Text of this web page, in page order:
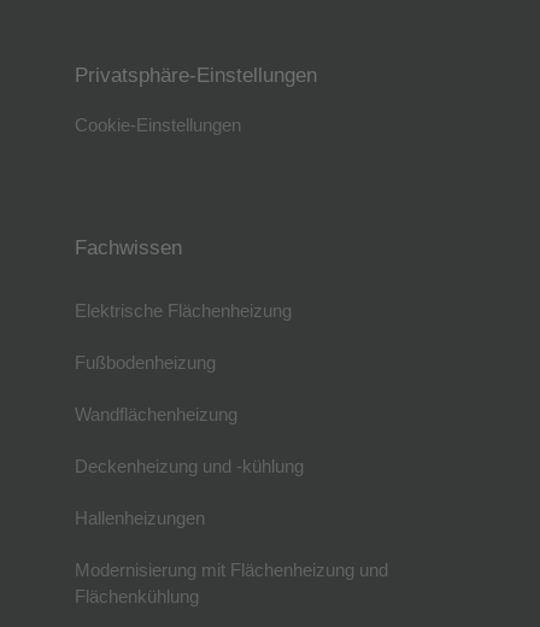
Privatsphäre-Einstellungen
Cookie-Einstellungen
Fachwissen
Elektrische Flächenheizung
Fußbodenheizung
Wandflächenheizung
Deckenheizung und -kühlung
Hallenheizungen
Modernisierung mit Flächenheizung und
Flächenkühlung